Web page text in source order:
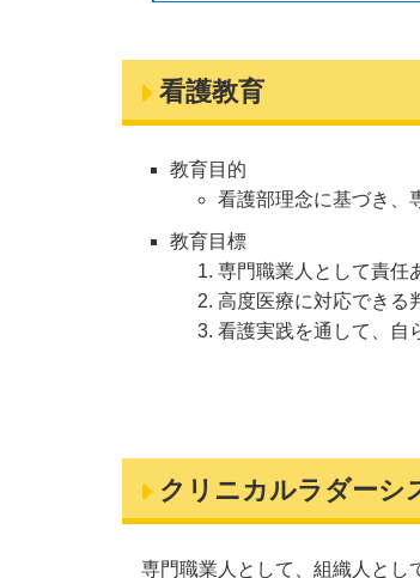
看護教育
教育目的
看護部理念に基づき、
教育目標
専門職業人として責任
高度医療に対応できる
看護実践を通して、自
クリニカルラダーシ
専門職業人として、組織人とし